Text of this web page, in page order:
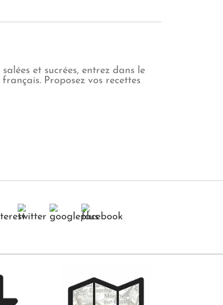
et sucrées, entrez dans le
Proposez vos recettes